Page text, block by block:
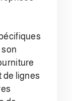
de lignes